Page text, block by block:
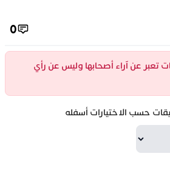
0
تعبر عن آراء أصحابها وليس عن رأي
حسب الاختيارات أسفله